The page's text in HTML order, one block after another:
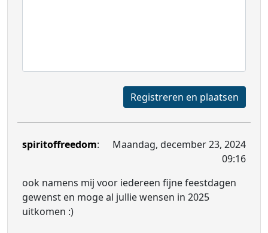
Registreren en plaatsen
spiritoffreedom:
Maandag, december 23, 2024
09:16
ook namens mij voor iedereen fijne feestdagen
gewenst en moge al jullie wensen in 2025
uitkomen :)